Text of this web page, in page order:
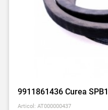
9911861436 Curea
Articol: AT000000437